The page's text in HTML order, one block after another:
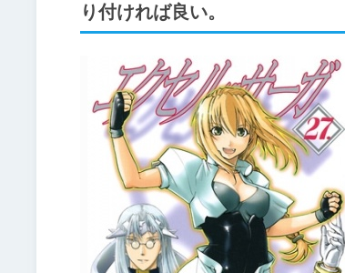
り付ければ良い。